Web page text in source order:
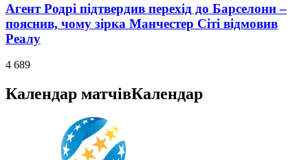
Агент Родрі підтвердив перехід до Барселони –
пояснив, чому зірка Манчестер Сіті відмовив
Реалу
4 689
Календар матчівКалендар